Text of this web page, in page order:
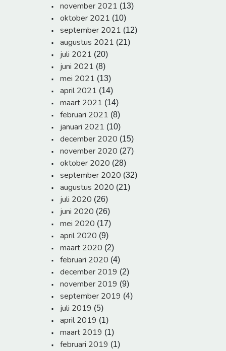
november 2021 (13)
oktober 2021 (10)
september 2021 (12)
augustus 2021 (21)
juli 2021 (20)
juni 2021 (8)
mei 2021 (13)
april 2021 (14)
maart 2021 (14)
februari 2021 (8)
januari 2021 (10)
december 2020 (15)
november 2020 (27)
oktober 2020 (28)
september 2020 (32)
augustus 2020 (21)
juli 2020 (26)
juni 2020 (26)
mei 2020 (17)
april 2020 (9)
maart 2020 (2)
februari 2020 (4)
december 2019 (2)
november 2019 (9)
september 2019 (4)
juli 2019 (5)
april 2019 (1)
maart 2019 (1)
februari 2019 (1)